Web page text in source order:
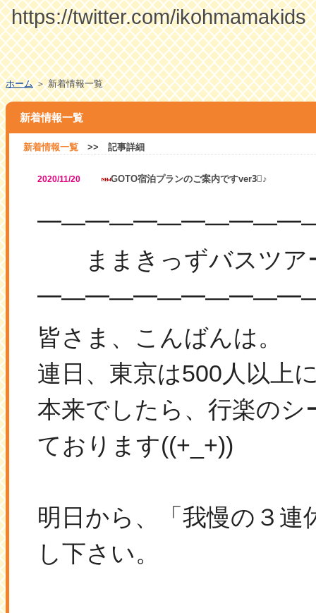
https://twitter.com/ikohmamakids
ホーム＞ 新着情報一覧
新着情報一覧
新着情報一覧 >> 記事詳細
2020/11/20 GOTO宿泊プランのご案内ですver3⃣♪
━―━―━―━―━―━
ままきっずバスツア
━―━―━―━―━―━
皆さま、こんばんは。
連日、東京は500人以上
本来でしたら、 行楽のシ
ております((+_+))
明日から、「我慢の３
し下さい。